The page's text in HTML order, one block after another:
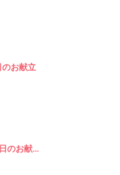
お献立
のお献...